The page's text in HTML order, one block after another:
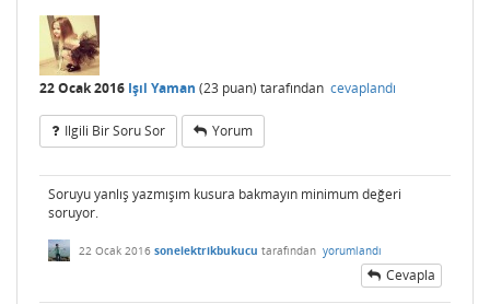
22 Ocak 2016 Işıl Yaman (23 puan) tarafından cevaplandı
Ilgili Bir Soru Sor Yorum
Soruyu yanlış yazmışım kusura bakmayın minimum değeri
soruyor.
22 Ocak 2016 sonelektrikbukucu tarafından yorumlandı
Cevapla